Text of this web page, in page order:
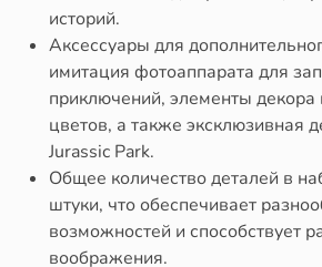
историй.
Аксессуары для
имитация фотоаппарата для
приключений, элементы
цветов, а также эксклюзивная
Jurassic Park.
Общее количество деталей в
штуки, что обеспечивает
возможностей и способствует
воображения.